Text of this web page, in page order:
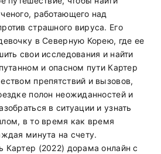
работающего над
страшного вируса. Его
в Северную Корею, где ее
свои исследования и найти
и опасном пути Картер
препятствий и вызовов,
полон неожиданностей и
в ситуации и узнать
в то время как время
минута на счету.
Картер (2022) дорама онлайн с